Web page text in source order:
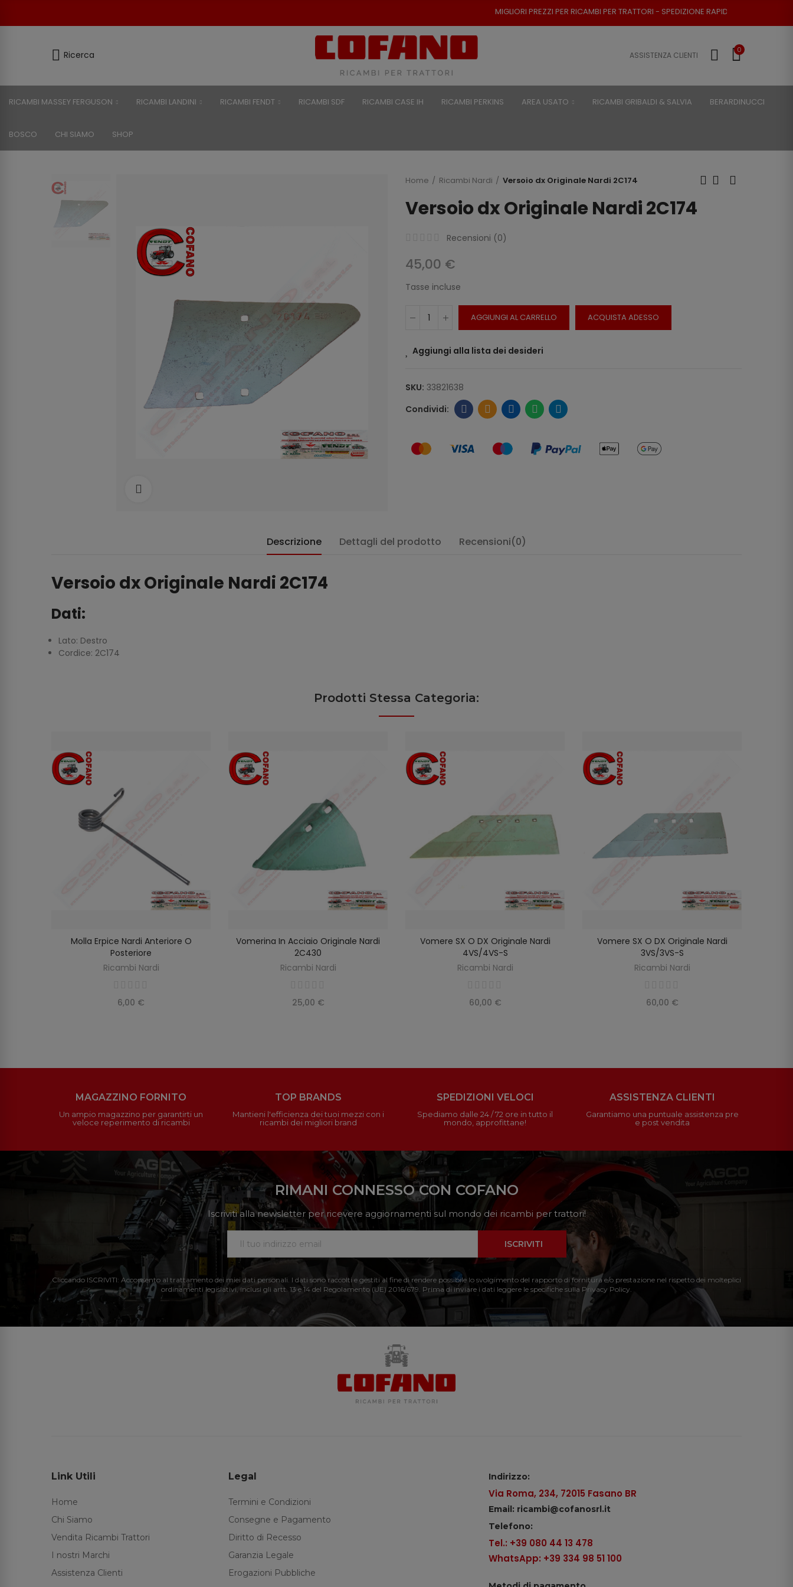
MIGLIORI PREZZI PER RICAMBI PER TRATTORI - SPEDIZIONE RAPIDA - RESO POSSIBILE
Ricerca ASSISTENZA CLIENTI
0
RICAMBI MASSEY FERGUSON RICAMBI LANDINI RICAMBI FENDT RICAMBI SDF RICAMBI CASE IH RICAMBI PERKINS AREA USATO RICAMBI GRIBALDI & SALVIA BERARDINUCCI
BOSCO CHI SIAMO SHOP
Home Ricambi Nardi Versoio dx Originale Nardi 2C174
Versoio dx Originale Nardi 2C174
Recensioni (0)
45,00 €
Tasse incluse
AGGIUNGI AL CARRELLO ACQUISTA ADESSO
Aggiungi alla lista dei desideri
SKU: 33821638
Descrizione Dettagli del prodotto Recensioni(0)
Versoio dx Originale Nardi 2C174
Dati:
Lato: Destro
Cordice: 2C174
Prodotti Stessa Categoria:
SELEZIONA OPZIONI
Molla Erpice Nardi Anteriore O
Posteriore
Ricambi Nardi
6,00 €
AGGIUNGI AL CARRELLO
Vomerina In Acciaio Originale Nardi
2C430
Ricambi Nardi
25,00 €
SELEZIONA OPZIONI
Vomere SX O DX Originale Nardi
4VS/4VS-S
Ricambi Nardi
60,00 €
SELEZIONA OPZIONI
Vomere SX O DX Originale Nardi
3VS/3VS-S
Ricambi Nardi
60,00 €
MAGAZZINO FORNITO
Un ampio magazzino per garantirti un
veloce reperimento di ricambi
TOP BRANDS
Mantieni l'efficienza dei tuoi mezzi con i
ricambi dei migliori brand
SPEDIZIONI VELOCI
Spediamo dalle 24 / 72 ore in tutto il
mondo, approfittane!
ASSISTENZA CLIENTI
Garantiamo una puntuale assistenza pre
e post vendita
RIMANI CONNESSO CON COFANO
Iscriviti alla newsletter per ricevere aggiornamenti sul mondo dei ricambi per trattori!
ISCRIVITI
Cliccando ISCRIVITI: Acconsento al trattamento dei miei dati personali. I dati sono raccolti e gestiti al fine di rendere possibile lo svolgimento del rapporto di fornitura e/o prestazione nel rispetto dei molteplici
ordinamenti legislativi, inclusi gli artt. 13 e 14 del Regolamento (UE) 2016/679. Prima di inviare i dati leggere le specifiche sulla Privacy Policy.
Link Utili
Home
Chi Siamo
Vendita Ricambi Trattori
I nostri Marchi
Assistenza Clienti
Legal
Termini e Condizioni
Consegne e Pagamento
Diritto di Recesso
Garanzia Legale
Erogazioni Pubbliche
Indirizzo:
Via Roma, 234, 72015 Fasano BR
Email: ricambi@cofanosrl.it
Telefono:
Tel.: +39 080 44 13 478
WhatsApp: +39 334 98 51 100